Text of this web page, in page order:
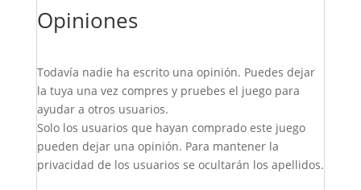
Opiniones
Todavía nadie ha escrito una opinión. Puedes dejar
la tuya una vez compres y pruebes el juego para
ayudar a otros usuarios.
Solo los usuarios que hayan comprado este juego
pueden dejar una opinión. Para mantener la
privacidad de los usuarios se ocultarán los apellidos.